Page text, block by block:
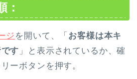
：
ジ を開いて、「 お客様は本キ
す 」と表示されているか、確
ーボタンを押す。